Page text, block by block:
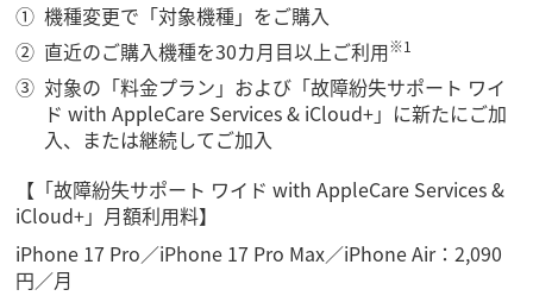
機種変更で「対象機種」をご購入
直近のご購入機種を30カ月目以上ご利用※1
対象の「料金プラン」および「故障紛失サポート ワイ
ド with AppleCare Services & iCloud+」に新たにご加
入、または継続してご加入
【「故障紛失サポート ワイド with AppleCare Services &
iCloud+」月額利用料】
iPhone 17 Pro／iPhone 17 Pro Max／iPhone Air：2,090
円／月